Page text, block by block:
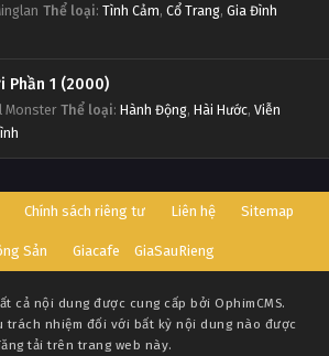
Thể loại: Tình Cảm, Cổ Trang, Gia Đình
Vua Trò Chơi Phần 1 (2000)
Monster Thể loại: Hành Động, Hài Hước, Viễn
Chính sách riêng tư Liên hệ Sitemap
Sản Giacafe GiaSauRieng
cả nội dung được cung cấp bởi OphimCMS.
trách nhiệm đối với bất kỳ nội dung nào được
tải trên trang web này.